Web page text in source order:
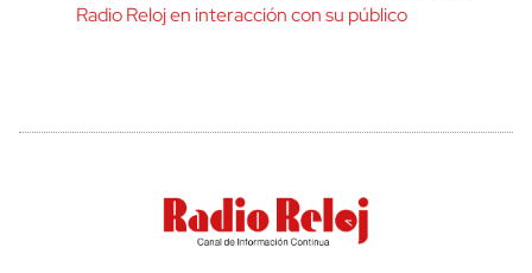
Radio Reloj en interacción con su público